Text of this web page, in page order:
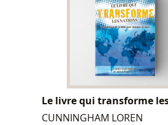
Le livre qui transforme
CUNNINGHAM LOREN